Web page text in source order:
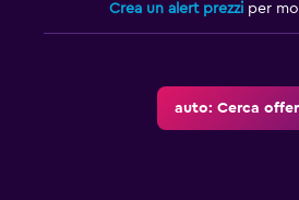
Crea un alert prezzi per
auto: Cerca